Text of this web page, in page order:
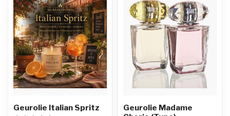
Geurolie Italian Spritz
Geurolie Madame